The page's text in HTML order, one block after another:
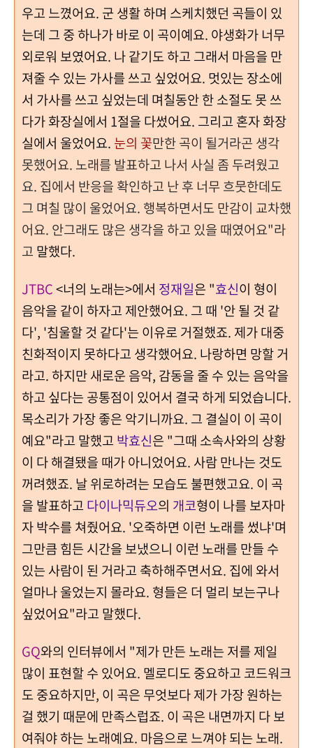
우고 느꼈어요. 군 생활 하며 스케치했던 곡들이 있
는데 그 중 하나가 바로 이 곡이예요. 야생화가 너무
외로워 보였어요. 나 같기도 하고 그래서 마음을 만
져줄 수 있는 가사를 쓰고 싶었어요. 멋있는 장소에
서 가사를 쓰고 싶었는데 며칠동안 한 소절도 못 쓰
다가 화장실에서 1절을 다썼어요. 그리고 혼자 화장
실에서 울었어요. 눈의 꽃만한 곡이 될거라곤 생각
못했어요. 노래를 발표하고 나서 사실 좀 두려웠고
요. 집에서 반응을 확인하고 난 후 너무 흐뭇한데도
그 며칠 많이 울었어요. 행복하면서도 만감이 교차했
어요. 안그래도 많은 생각을 하고 있을 때였어요"라
고 말했다.
JTBC<너의 노래는>에서 정재일은 "효신이 형이
음악을 같이 하자고 제안했어요. 그 때 '안 될 것 같
다', '침울할 것 같다'는 이유로 거절했죠. 제가 대중
친화적이지 못하다고 생각했어요. 나랑하면 망할 거
라고. 하지만 새로운 음악, 감동을 줄 수 있는 음악을
하고 싶다는 공통점이 있어서 결국 하게 되었습니다.
목소리가 가장 좋은 악기니까요. 그 결실이 이 곡이
예요"라고 말했고 박효신은 "그때 소속사와의 상황
이 다 해결됐을 때가 아니었어요. 사람 만나는 것도
꺼려했죠. 날 위로하려는 모습도 불편했고요. 이 곡
을 발표하고 다이나믹듀오의 개코형이 나를 보자마
자 박수를 쳐줬어요. '오죽하면 이런 노래를 썼냐'며
그만큼 힘든 시간을 보냈으니 이런 노래를 만들 수
있는 사람이 된 거라고 축하해주면서요. 집에 와서
얼마나 울었는지 몰라요. 형들은 더 멀리 보는구나
싶었어요"라고 말했다.
GQ와의 인터뷰에서 "제가 만든 노래는 저를 제일
많이 표현할 수 있어요. 멜로디도 중요하고 코드워크
도 중요하지만, 이 곡은 무엇보다 제가 가장 원하는
걸 했기 때문에 만족스럽죠. 이 곡은 내면까지 다 보
여줘야 하는 노래예요. 마음으로 느껴야 되는 노래.